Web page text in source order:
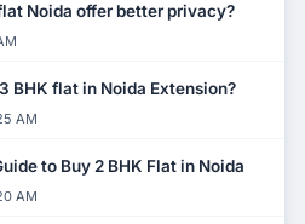
Noida offer better privacy?
BHK flat in Noida Extension?
AM
to Buy 2 BHK Flat in Noida
AM